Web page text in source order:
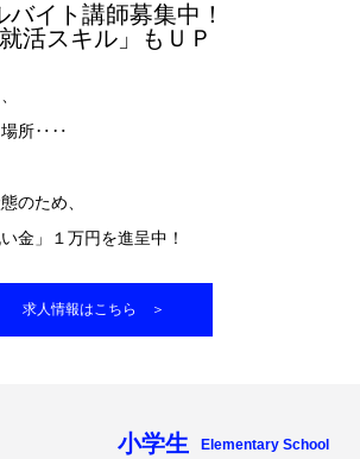
バイト講師募集中！
就活スキル」もＵＰ
場所‥‥
のため、
金」１万円を進呈中！
求人情報はこちら ＞
小学生 Elementary School